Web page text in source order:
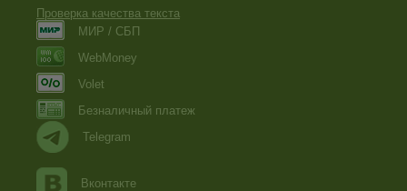
Проверка качества текста
МИР / СБП
WebMoney
Volet
Безналичный платеж
Telegram
Вконтакте